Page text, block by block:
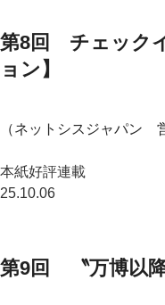
第8回 チェック
ョン】
（ネットシスジャパン
本紙好評連載
25.10.06
第9回 〝万博以